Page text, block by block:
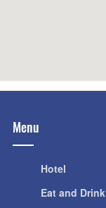
Menu
Hotel
Eat and Drink